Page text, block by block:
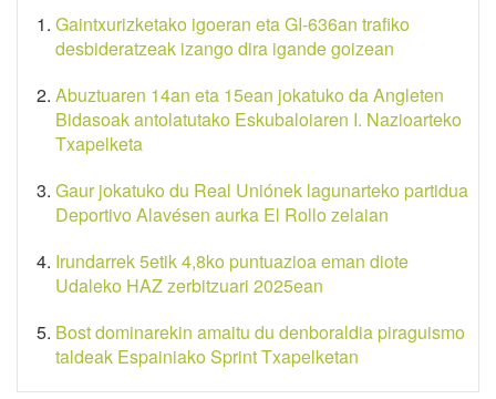
Gaintxurizketako igoeran eta GI-636an trafiko
desbideratzeak izango dira igande goizean
Abuztuaren 14an eta 15ean jokatuko da Angleten
Bidasoak antolatutako Eskubaloiaren I. Nazioarteko
Txapelketa
Gaur jokatuko du Real Uniónek lagunarteko partidua
Deportivo Alavésen aurka El Rollo zelaian
Irundarrek 5etik 4,8ko puntuazioa eman diote
Udaleko HAZ zerbitzuari 2025ean
Bost dominarekin amaitu du denboraldia piraguismo
taldeak Espainiako Sprint Txapelketan